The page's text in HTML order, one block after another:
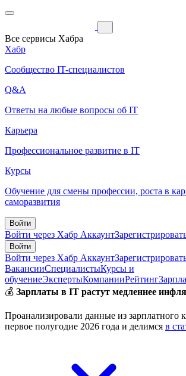
Все сервисы Хабра
Хабр
Сообщество IT-специалистов
Q&A
Ответы на любые вопросы об IT
Карьера
Профессиональное развитие в IT
Курсы
Обучение для смены профессии, роста в
саморазвития
Войти
Войти через Хабр Аккаунт
Войти
Войти через Хабр Аккаунт
ВакансииСпециалистыКурсы и
обучениеЭкспертыКомпанииРейтинг
💰 Зарплаты в IT растут медленнее
Проанализировали данные из зарплатного
первое полугодие 2026 года и делимся в